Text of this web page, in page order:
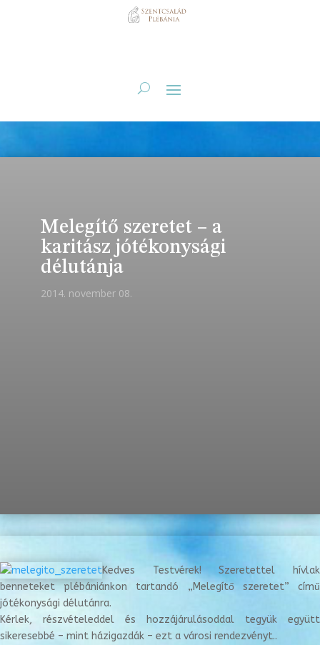
Melegítő szeretet – a
karitász jótékonysági
délutánja
2014. november 08.
Kedves Testvérek! Szeretettel hívlak
benneteket plébániánkon tartandó „Melegítő szeretet” című
jótékonysági délutánra.
Kérlek, részvételeddel és hozzájárulásoddal tegyük együtt
sikeresebbé – mint házigazdák – ezt a városi rendezvényt..